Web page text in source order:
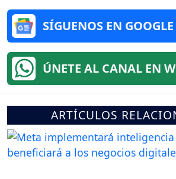
SÍGUENOS EN
ÚNETE AL CANAL EN
ARTÍCULOS